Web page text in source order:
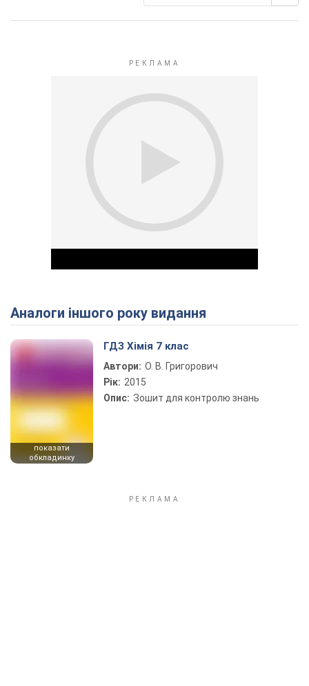
Play Video
Аналоги іншого року видання
показати
обкладинку
ГДЗ Хімія 7 клас
Автори: О. В. Григорович
Рік: 2015
Опис: Зошит для контролю знань